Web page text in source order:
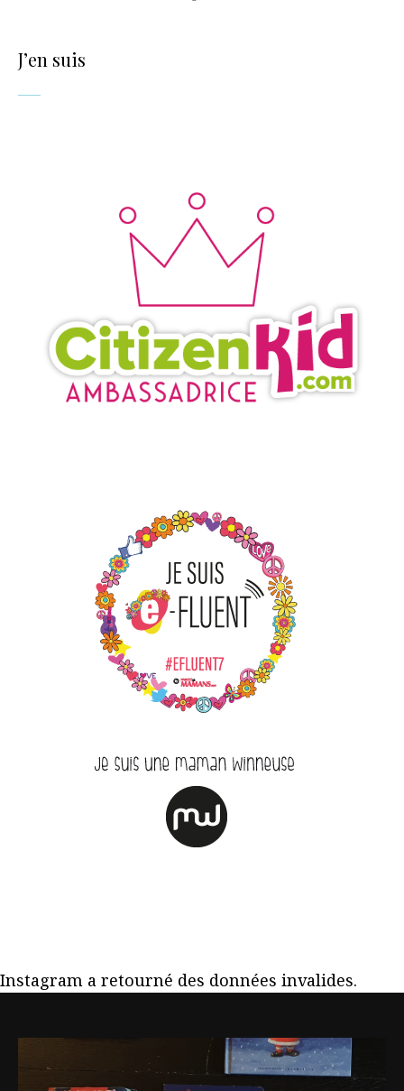
J’en suis
Instagram a retourné des données invalides.